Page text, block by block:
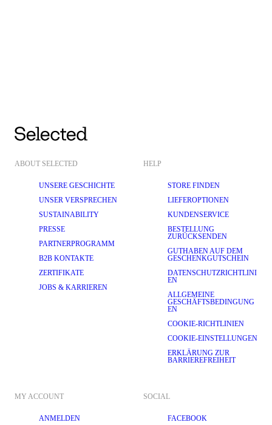
ABOUT SELECTED
UNSERE GESCHICHTE
UNSER VERSPRECHEN
SUSTAINABILITY
PRESSE
PARTNERPROGRAMM
B2B KONTAKTE
ZERTIFIKATE
JOBS & KARRIEREN
HELP
STORE FINDEN
LIEFEROPTIONEN
KUNDENSERVICE
BESTELLUNG
ZURÜCKSENDEN
GUTHABEN AUF DEM
GESCHENKGUTSCHEIN
DATENSCHUTZRICHTLINI
EN
ALLGEMEINE
GESCHÄFTSBEDINGUNG
EN
COOKIE-RICHTLINIEN
COOKIE-EINSTELLUNGEN
ERKLÄRUNG ZUR
BARRIEREFREIHEIT
MY ACCOUNT
ANMELDEN
SOCIAL
FACEBOOK